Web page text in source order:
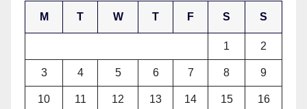
M T W T F S S
1 2
3 4 5 6 7 8 9
10 11 12 13 14 15 16